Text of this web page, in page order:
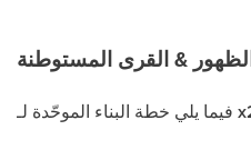
& القرى المستوطنة